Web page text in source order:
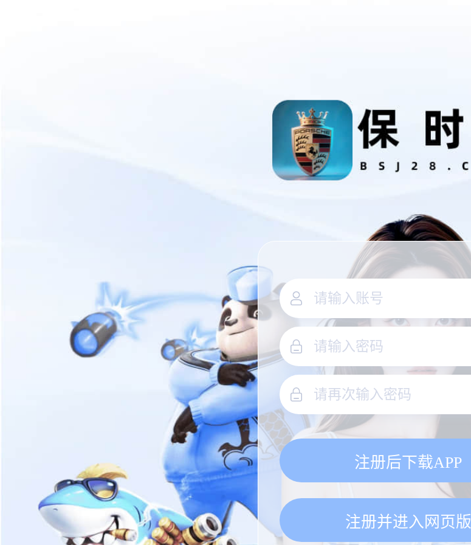
注册后下载APP
注册并进入网页版